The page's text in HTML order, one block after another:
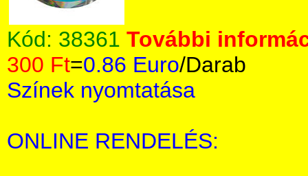
Kód: 38361 További
300 Ft=0.86 Euro/Darab
Színek nyomtatása
ONLINE RENDELÉS: